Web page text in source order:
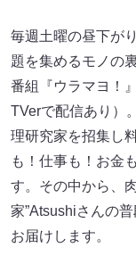
毎週土曜の昼下が
題を集めるモノの
番組『ウラマヨ！
TVerで配信あり）
理研究家を招集し
も！仕事も！お金
す。その中から、
家”Atsushiさんの
お届けします。